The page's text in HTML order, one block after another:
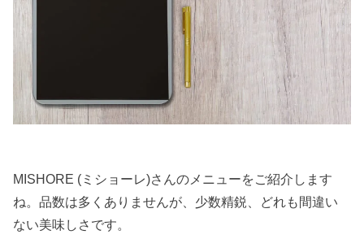
MISHORE (ミショーレ)さんのメニューをご紹介します
ね。品数は多くありませんが、少数精鋭、どれも間違い
ない美味しさです。